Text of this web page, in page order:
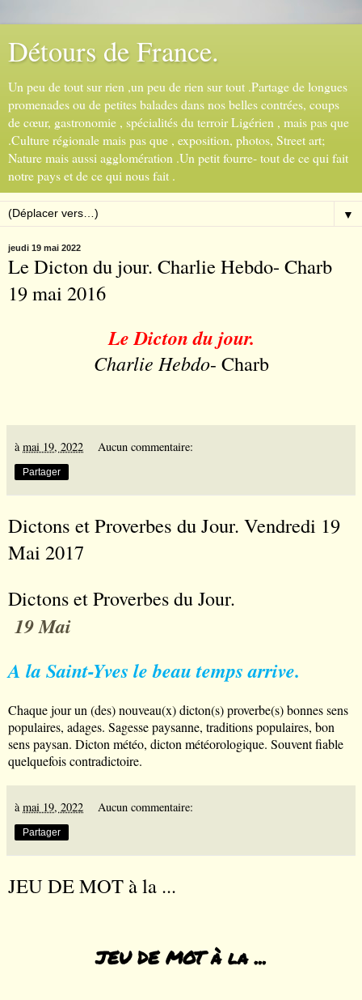
Détours de France.
Un peu de tout sur rien ,un peu de rien sur tout .Partage de longues
promenades ou de petites balades dans nos belles contrées, coups
de cœur, gastronomie , spécialités du terroir Ligérien , mais pas que
.Culture régionale mais pas que , exposition, photos, Street art;
Nature mais aussi agglomération .Un petit fourre- tout de ce qui fait
notre pays et de ce qui nous fait .
▼
jeudi 19 mai 2022
Le Dicton du jour. Charlie Hebdo- Charb
19 mai 2016
Le Dicton du jour.
Charlie Hebdo- Charb
à mai 19, 2022 Aucun commentaire:
Partager
Dictons et Proverbes du Jour. Vendredi 19
Mai 2017
Dictons et Proverbes du Jour.
19 Mai
A la Saint-Yves le beau temps arrive.
Chaque jour un (des) nouveau(x) dicton(s) proverbe(s) bonnes sens
populaires, adages. Sagesse paysanne, traditions populaires, bon
sens paysan. Dicton météo, dicton météorologique. Souvent fiable
quelquefois contradictoire.
à mai 19, 2022 Aucun commentaire:
Partager
JEU DE MOT à la ...
JEU DE MOT à la ...